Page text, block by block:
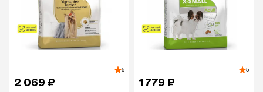
5
2 069 ₽
5
1 779 ₽